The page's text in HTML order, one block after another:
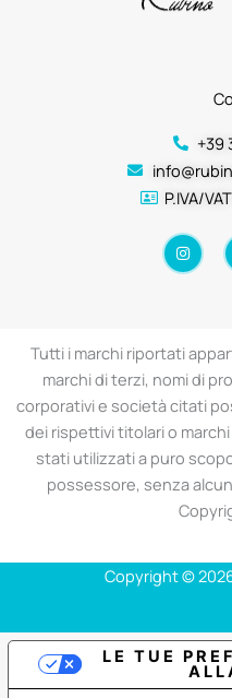
+39
P.IVA/
I
n
s
a
m
Tutti i marchi riportati
marchi di terzi, nomi di
corporativi e società citati
dei rispettivi titolari o
stati utilizzati a puro
possessore, senza
Copyright ©
LE TUE